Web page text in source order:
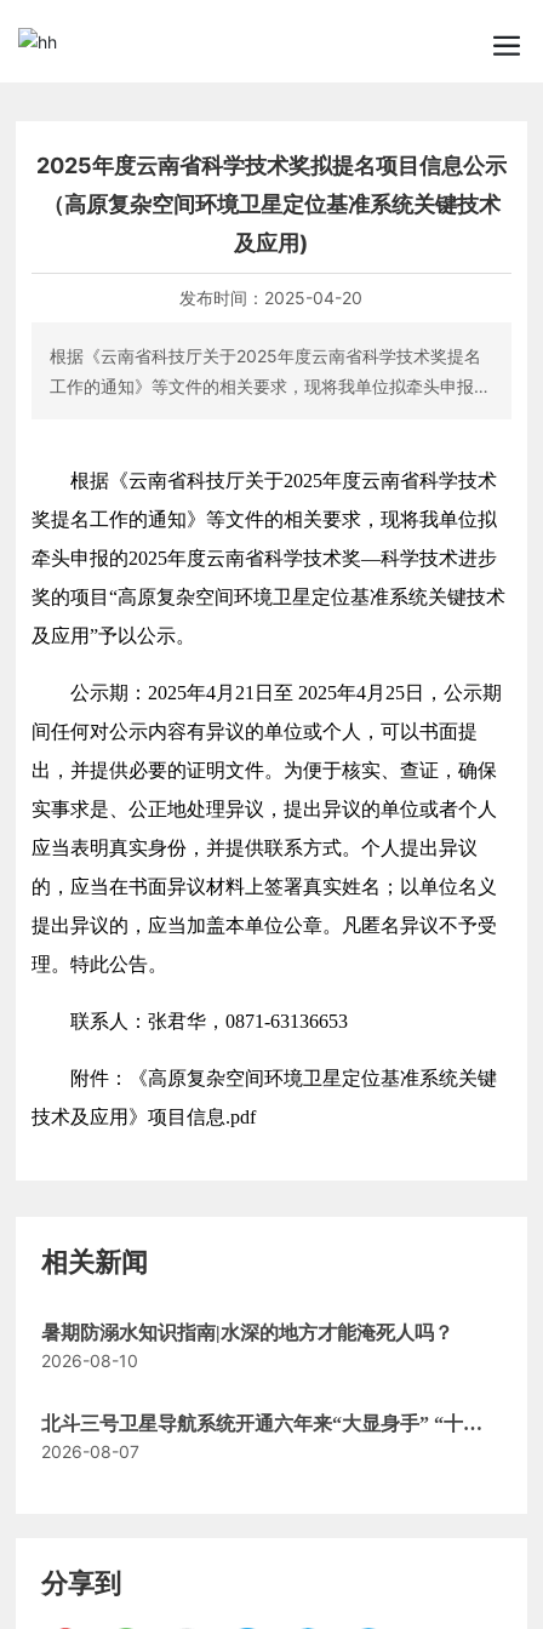
2025年度云南省科学技术奖拟提名项目信息公示
（高原复杂空间环境卫星定位基准系统关键技术
及应用)
发布时间： 2025-04-20
根据《云南省科技厅关于2025年度云南省科学技术奖提名
工作的通知》等文件的相关要求，现将我单位拟牵头申报的
示。根据《云南省科技厅关于2025年度云南省科学技术
奖提名工作的通知》等文件的相关要求，现将我单位拟
牵头申报的2025年度云南省科学技术奖—科学技术进步
奖的项目“高原复杂空间环境卫星定位基准系统关键技术
及应用”予以公示。
公示期： 2025年4月 21 日至 2025年4月 25日，公示期
间任何对公示内容有异议的单位或个人，可以书面提
出，并提供必要的证明文件。为便于核实、查证，确保
实事求是、公正地处理异议，提出异议的单位或者个人
应当表明真实身份，并提供联系方式。个人提出异议
的，应当在书面异议材料上签署真实姓名；以单位名义
提出异议的，应当加盖本单位公章。凡匿名异议不予受
理。特此公告。
联系人：张君华，0871-63136653
附件：
《高原复杂空间环境卫星定位基准系统关键
技术及应用》项目信息.pdf
相关新闻
暑期防溺水知识指南|水深的地方才能淹死人吗？
2026-08-10
北斗三号卫星导航系统开通六年来“大显身手” “十五
五”时期将更上一层楼
2026-08-07
分享到